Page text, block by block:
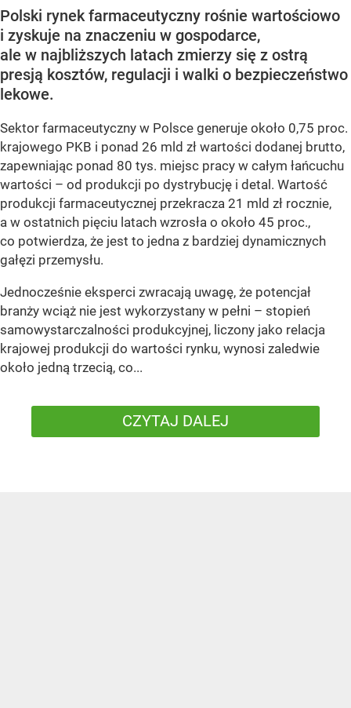
Polski rynek farmaceutyczny rośnie wartościowo
i zyskuje na znaczeniu w gospodarce,
ale w najbliższych latach zmierzy się z ostrą
presją kosztów, regulacji i walki o bezpieczeństwo
lekowe.
Sektor farmaceutyczny w Polsce generuje około 0,75 proc.
krajowego PKB i ponad 26 mld zł wartości dodanej brutto,
zapewniając ponad 80 tys. miejsc pracy w całym łańcuchu
wartości – od produkcji po dystrybucję i detal. Wartość
produkcji farmaceutycznej przekracza 21 mld zł rocznie,
a w ostatnich pięciu latach wzrosła o około 45 proc.,
co potwierdza, że jest to jedna z bardziej dynamicznych
gałęzi przemysłu.
Jednocześnie eksperci zwracają uwagę, że potencjał
branży wciąż nie jest wykorzystany w pełni – stopień
samowystarczalności produkcyjnej, liczony jako relacja
krajowej produkcji do wartości rynku, wynosi zaledwie
około jedną trzecią, co...
CZYTAJ DALEJ